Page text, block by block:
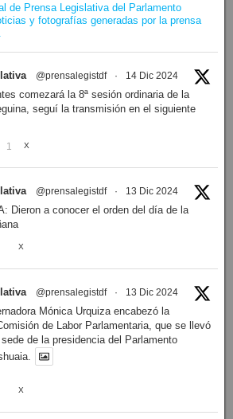
de Prensa Legislativa del Parlamento
y fotografías generadas por la prensa
@prensalegistdf · 14 Dic 2024
comezará la 8ª sesión ordinaria de la
seguí la transmisión en el siguiente
1 X
@prensalegistdf · 13 Dic 2024
Dieron a conocer el orden del día de la
X
@prensalegistdf · 13 Dic 2024
Mónica Urquiza encabezó la
de Labor Parlamentaria, que se llevó
de la presidencia del Parlamento
X